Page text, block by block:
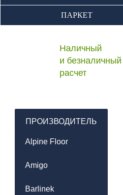
ПАРКЕТ
Наличный
и безналичный
расчет
ПРОИЗВОДИТЕЛЬ
Alpine Floor
Amigo
Barlinek